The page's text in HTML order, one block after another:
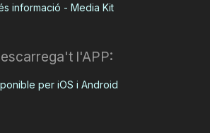
informació - Media Kit
l'APP:
per iOS i Android